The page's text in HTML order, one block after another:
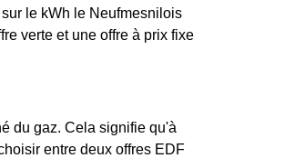
le kWh le Neufmesnilois
verte et une offre à prix fixe
du gaz. Cela signifie qu'à
entre deux offres EDF